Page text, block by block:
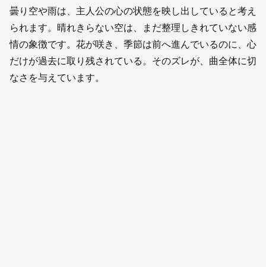
曇り空や雨は、主人公の心の状態を映し出していると考え
られます。晴れきらない空は、まだ整理しきれていない感
情の象徴です。花が咲き、季節は前へ進んでいるのに、心
だけが過去に取り残されている。そのズレが、曲全体に切
なさを与えています。